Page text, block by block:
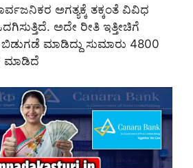
ಅಗತ್ಯಕ್ಕೆ ತಕ್ಕಂತೆ ವಿವಿಧ
ಅದೇ ರೀತಿ ಇತ್ತೀಚಿಗೆ
ಮಾಡಿದ್ದು ಸುಮಾರು 4800
ಮಾಡಿದೆ